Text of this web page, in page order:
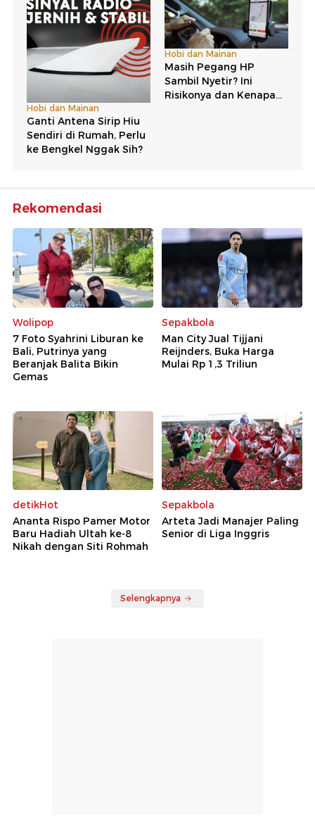
Rekomendasi
Wolipop
7 Foto Syahrini Liburan ke
Bali, Putrinya yang
Beranjak Balita Bikin
Gemas
Sepakbola
Man City Jual Tijjani
Reijnders, Buka Harga
Mulai Rp 1,3 Triliun
detikHot
Ananta Rispo Pamer Motor
Baru Hadiah Ultah ke-8
Nikah dengan Siti Rohmah
Sepakbola
Arteta Jadi Manajer Paling
Senior di Liga Inggris
Selengkapnya